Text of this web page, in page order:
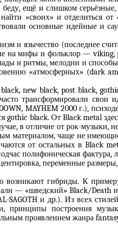
ещё и слишком
«своих» и отделиться
основные идейные и
и язычество (последнее
на мифы и фольклор —
и ритмы, мелодии и
«атмосферных» (dark
new black, post black,
трансформировали свои
MAYHEM 2000 г.),
gothic black. От Black metal
в отличие от рок-музыки,
материалом, чаще не
от остальных в Black
полифоническая
переменные
гибриды. К
— «шведский» Black/Death
SAGOTH и др.). Из всех
принципы построения
проявлением жанра